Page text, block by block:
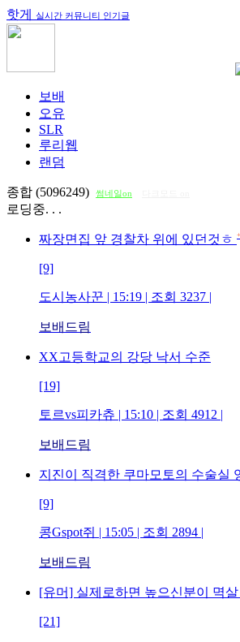
핫게 실시간 커뮤니티 인기글
보배
오유
SLR
루리웹
랜덤
종합 (5096249) 썸네일on
로딩중. . .
짜장면집 앞 경찰차 위에 있던것ㅎ
[9]
도시농사꾼 | 15:19 | 조회 3237 |
보배드림
XX고등학교의 강당 낙서 수준
[19]
토르vs피카츄 | 15:10 | 조회 4912 |
보배드림
지진이 직격한 쿠마모토의 수술실
[9]
콩Gspot쥐 | 15:05 | 조회 2894 |
보배드림
[유머] 실제로하면 높으신분이 멱
[21]